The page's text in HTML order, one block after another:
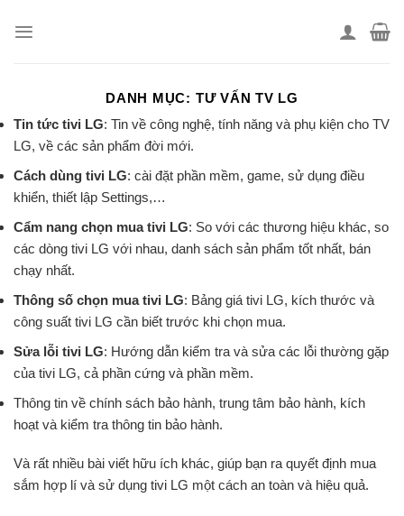
DANH MỤC: TƯ VẤN TV LG
Tin tức tivi LG: Tin về công nghệ, tính năng và phụ kiện cho TV
LG, về các sản phẩm đời mới.
Cách dùng tivi LG: cài đặt phần mềm, game, sử dụng điều
khiển, thiết lập Settings,…
Cẩm nang chọn mua tivi LG: So với các thương hiệu khác, so
các dòng tivi LG với nhau, danh sách sản phẩm tốt nhất, bán
chạy nhất.
Thông số chọn mua tivi LG: Bảng giá tivi LG, kích thước và
công suất tivi LG cần biết trước khi chọn mua.
Sửa lỗi tivi LG: Hướng dẫn kiểm tra và sửa các lỗi thường gặp
của tivi LG, cả phần cứng và phần mềm.
Thông tin về chính sách bảo hành, trung tâm bảo hành, kích
hoạt và kiểm tra thông tin bảo hành.
Và rất nhiều bài viết hữu ích khác, giúp bạn ra quyết định mua
sắm hợp lí và sử dụng tivi LG một cách an toàn và hiệu quả.